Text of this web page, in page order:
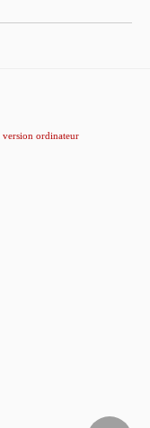
version ordinateur